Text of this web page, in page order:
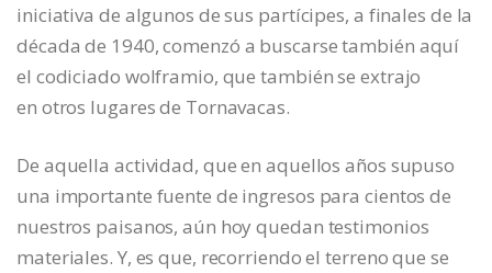
iniciativa de algunos de sus partícipes, a finales de la
década de 1940, comenzó a buscarse también aquí
el codiciado wolframio, que también se extrajo
en otros lugares de Tornavacas.
De aquella actividad, que en aquellos años supuso
una importante fuente de ingresos para cientos de
nuestros paisanos, aún hoy quedan testimonios
materiales. Y, es que, recorriendo el terreno que se